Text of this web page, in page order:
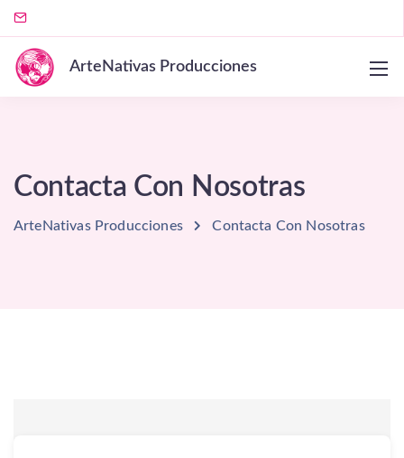
ArteNativas Producciones
Contacta Con Nosotras
ArteNativas Producciones Contacta Con Nosotras